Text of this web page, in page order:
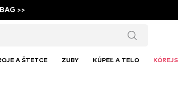
>>
A ŠTETCE ZUBY KÚPEĽ A TELO